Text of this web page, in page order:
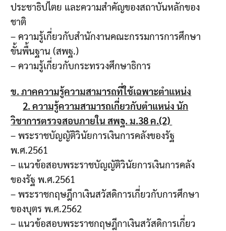
ประชาธิปไตย และความสำคัญของสถาบันหลักของ
ชาติ
– ความรู้เกี่ยวกับสำนักงานคณะกรรมการการศึกษา
ขั้นพื้นฐาน (สพฐ.)
– ความรู้เกี่ยวกับกระทรวงศึกษาธิการ
ข. ภาคความรู้ความสามารถที่ใช้เฉพาะตำแหน่ง
2. ความรู้ความสามารถเกี่ยวกับตำแหน่ง นัก
วิชาการตรวจสอบภายใน สพฐ. ม.38 ค.(2)
– พระราชบัญญัติวินัยการเงินการคลังของรัฐ
พ.ศ.2561
– แนวข้อสอบพระราชบัญญัติวินัยการเงินการคลัง
ของรัฐ พ.ศ.2561
– พระราชกฤษฎีกาเงินสวัสดิการเกี่ยวกับการศึกษา
ของบุตร พ.ศ.2562
– แนวข้อสอบพระราชกฤษฎีกาเงินสวัสดิการเกี่ยว